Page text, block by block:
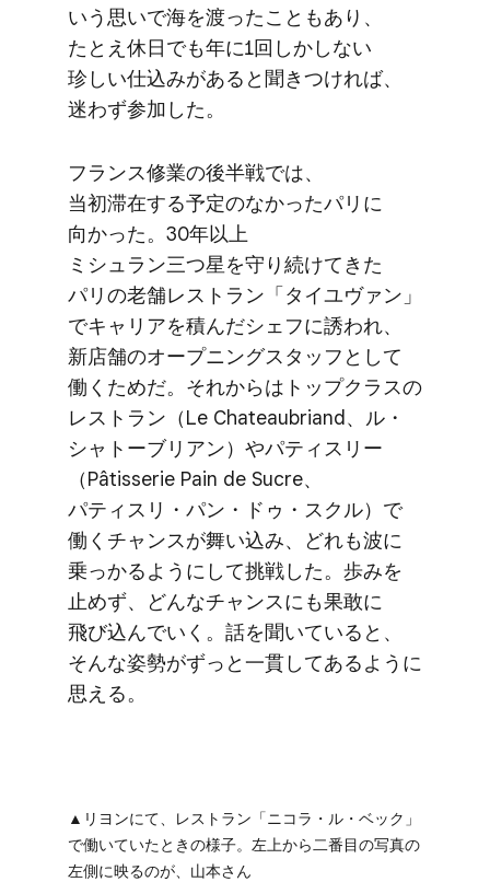
いう​思いで​海を​渡った​ことも​あり、​
たとえ休日でも​年に​1回しかしない​
珍しい​仕込みが​あると​聞きつければ、​
迷わず​参加した。
フランス修業の​後​半戦では、​
当初滞在する​予定の​なかった​パリに​
向かった。​30年以上​
ミシュラン三つ星を​守り続けてきた​
パリの​老舗レストラン​「タイユヴァン」
で​キャリアを​積んだ​シェフに​誘われ、​
新店舗の​オープニングスタッフと​して​
働く​ためだ。​それからは​トップクラスの​
レストラン​（Le Chateaubriand、​ル・
シャトーブリアン）​や​パティスリー​
（Pâtisserie Pain de Sucre、​
パティスリ・パン・ドゥ・スクル）で​
働く​チャンスが​舞い​込み、​どれも​波に​
乗っかるように​して​挑戦した。​歩みを​
止めず、​どんな​チャンスにも​果敢に​
飛び込んでいく。​話を​聞いていると、​
そんな​姿勢が​ずっと​一貫してあるように​
思える。
▲リヨンにて、​レストラン​「ニコラ・ル・ベック」
で​働いていた​ときの​様子。​左上から​二番目の​写真の​
左側に​映るのが、​山本さん